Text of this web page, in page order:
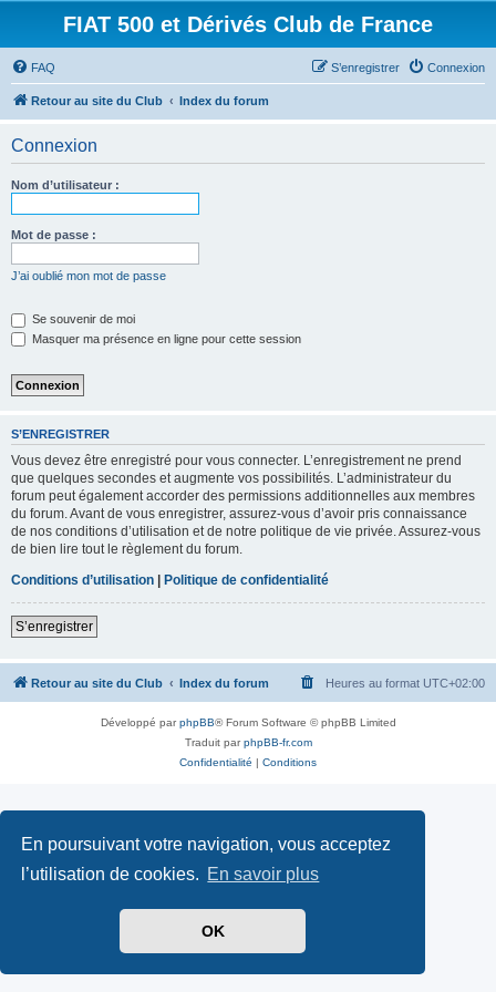
En poursuivant votre navigation, vous acceptez
l’utilisation de cookies. En savoir plus
OK
FIAT 500 et Dérivés Club de France
FAQ Connexion
S’enregistrer
Retour au site du Club Index du forum
Connexion
Nom d’utilisateur :
Mot de passe :
J’ai oublié mon mot de passe
Se souvenir de moi
Masquer ma présence en ligne pour cette session
S’ENREGISTRER
Vous devez être enregistré pour vous connecter. L’enregistrement ne prend
que quelques secondes et augmente vos possibilités. L’administrateur du
forum peut également accorder des permissions additionnelles aux membres
du forum. Avant de vous enregistrer, assurez-vous d’avoir pris connaissance
de nos conditions d’utilisation et de notre politique de vie privée. Assurez-vous
de bien lire tout le règlement du forum.
Conditions d’utilisation | Politique de confidentialité
S’enregistrer
Retour au site du Club Index du forum Heures au format UTC+02:00
Développé parphpBB® Forum Software © phpBB Limited
Traduit parphpBB-fr.com
Confidentialité | Conditions